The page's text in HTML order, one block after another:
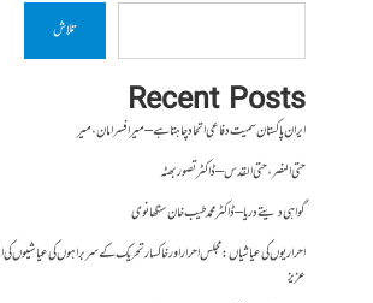
تلاش
Recent Posts
ایران پاکستان سمیت دفاعی اتحاد چاہتا ہے – میر افسر امان،میر
حتی النصر ، حتی القدس – ڈاکٹر تصور بھٹہ
گواہی دیتے دریا – ڈاکٹر محمد طیب خان سنگھانوی
احراریوں کی عیاشیاں : مجلس احرار اور خاکسار تحریک کے سربراہوں کی عیاشیوں
عزیز